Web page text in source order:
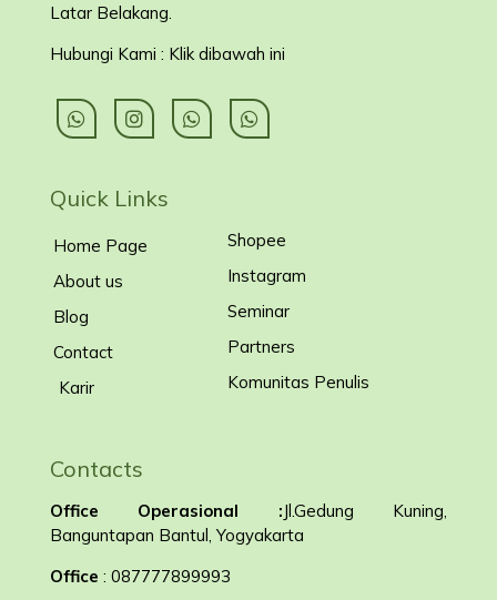
Latar Belakang
Hubungi Kami : Klik dibawah ini
Quick Links
Home Page
About us
Blog
Contact
Karir
Shopee
Instagram
Seminar
Partners
Komunitas Penulis
Contacts
Office Operasional :Jl.Gedung Kuning,
Banguntapan Bantul, Yogyakarta
Office : 087777899993